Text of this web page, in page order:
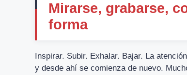
Mirarse, grabarse,
forma
Inspirar. Subir. Exhalar. Bajar. La
y desde ahí se comienza de nuevo.